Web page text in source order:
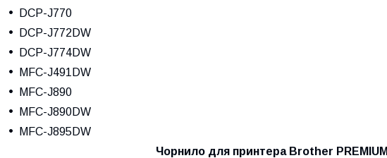
DCP-J770
DCP-J772DW
DCP-J774DW
MFC-J491DW
MFC-J890
MFC-J890DW
MFC-J895DW
Чорнило для принтера Brother PREMIUM